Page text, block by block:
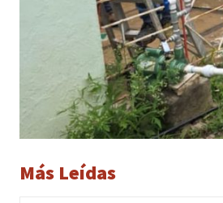
Más Leídas